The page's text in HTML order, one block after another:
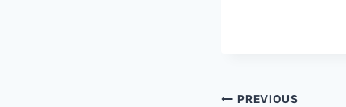
PREVIOUS